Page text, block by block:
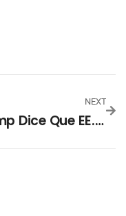
NEXT
Trump Dice Que EE.UU. Realizó «ataque Muy Exitoso» En Irán